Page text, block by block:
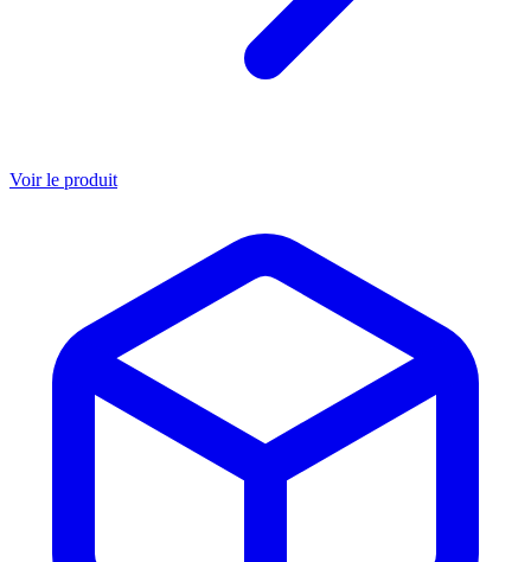
Voir le produit